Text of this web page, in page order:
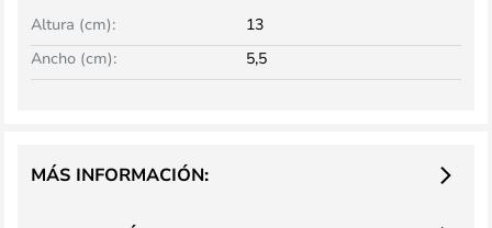
Ancho (cm): 5,5
Altura (cm): 13
MÁS INFORMACIÓN: